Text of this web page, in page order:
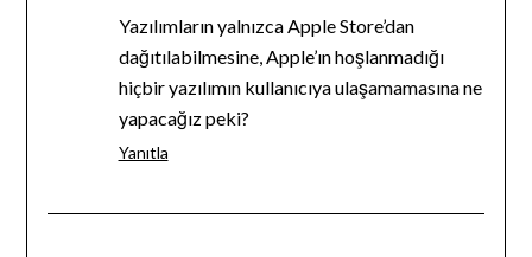
Yazılımların yalnızca Apple Store’dan
dağıtılabilmesine, Apple’ın hoşlanmadığı
hiçbir yazılımın kullanıcıya ulaşamamasına ne
yapacağız peki?
Yanıtla